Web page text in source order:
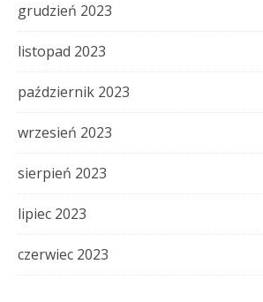
grudzień 2023
listopad 2023
październik 2023
wrzesień 2023
sierpień 2023
lipiec 2023
czerwiec 2023